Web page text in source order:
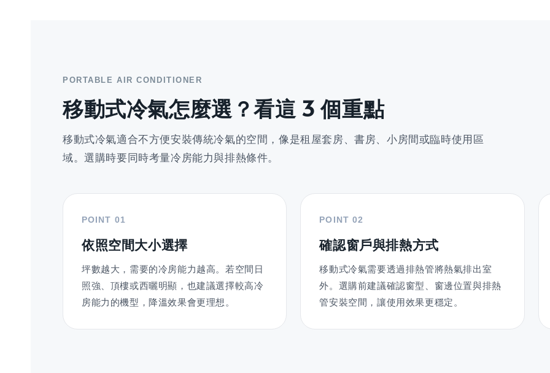
PORTABLE AIR CONDITIONER
移動式冷氣怎麼選？看這 3 個重點
移動式冷氣適合不方便安裝傳統冷氣的空間，像是租屋套房、書房、小房間或臨時使用區
域。選購時要同時考量冷房能力與排熱條件。
POINT 01
依照空間大小選擇
坪數越大，需要的冷房能力越高。若空間日
照強、頂樓或西曬明顯，也建議選擇較高冷
房能力的機型，降溫效果會更理想。
POINT 02
確認窗戶與排熱方式
移動式冷氣需要透過排熱管將熱氣排出室
外。選購前建議確認窗型、窗邊位置與排熱
管安裝空間，讓使用效果更穩定。